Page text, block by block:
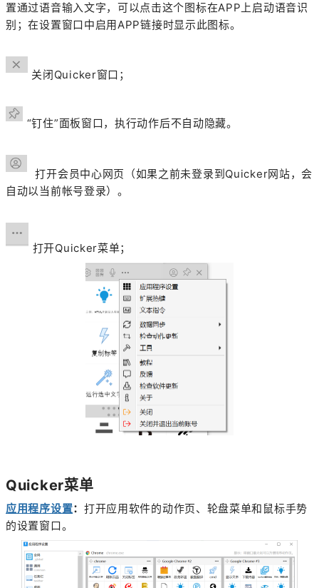
置通过语音输入文字，可以点击这个图标在APP上启动语音识
别；在设置窗口中启用APP链接时显示此图标。
关闭Quicker窗口；
“钉住”面板窗口，执行动作后不自动隐藏。
打开会员中心网页（如果之前未登录到Quicker网站，会
自动以当前帐号登录）。
打开Quicker菜单；
Quicker菜单
应用程序设置： 打开应用软件的动作页、轮盘菜单和鼠标手势
的设置窗口。